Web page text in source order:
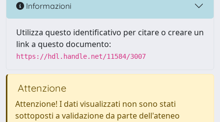
Informazioni
Utilizza questo identificativo per citare o creare un
link a questo documento:
https://hdl.handle.net/11584/3007
Attenzione
Attenzione! I dati visualizzati non sono stati
sottoposti a validazione da parte dell'ateneo